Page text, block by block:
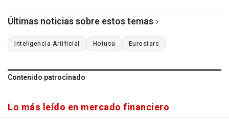
Últimas noticias sobre estos temas
Inteligencia Artificial Hotusa Eurostars
Contenido patrocinado
Lo más leído en mercado financiero